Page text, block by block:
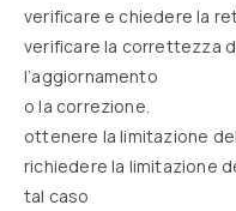
verificare e chiedere la
verificare la correttezza
l’aggiornamento
o la correzione.
ottenere la limitazione
richiedere la limitazione
tal caso